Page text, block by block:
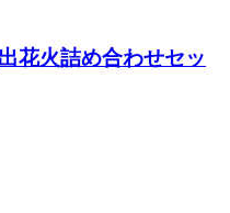
花火詰め合わせセッ